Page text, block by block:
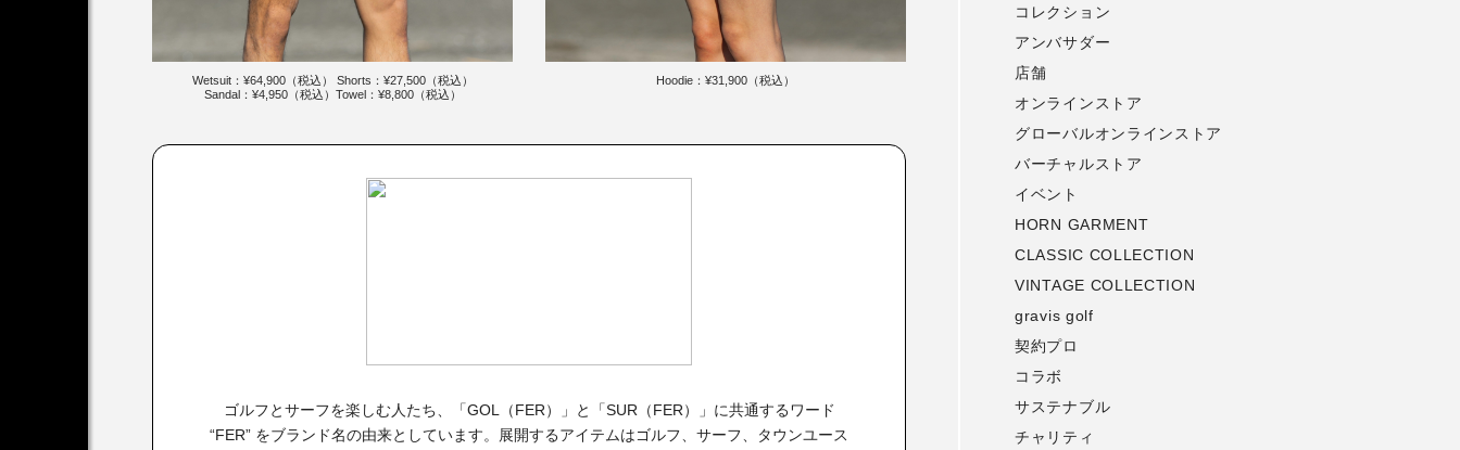
コレクション
アンバサダー
店舗
オンラインストア
グローバルオンラインストア
バーチャルストア
イベント
HORN GARMENT
CLASSIC COLLECTION
VINTAGE COLLECTION
gravis golf
契約プロ
コラボ
サステナブル
チャリティ
Wetsuit：¥64,900（税込） Shorts：¥27,500（税込）
Sandal：¥4,950（税込）Towel：¥8,800（税込）
Hoodie：¥31,900（税込）
ゴルフとサーフを楽しむ人たち、「GOL（FER）」と「SUR（FER）」に共通するワード
“FER” をブランド名の由来としています。展開するアイテムはゴルフ、サーフ、タウンユース